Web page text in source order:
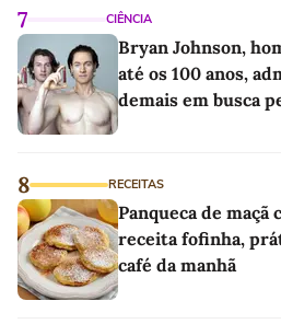
7 CIÊNCIA
Bryan Johnson,
até os 100 anos,
demais em busca
8 RECEITAS
Panqueca de maçã
receita fofinha,
café da manhã